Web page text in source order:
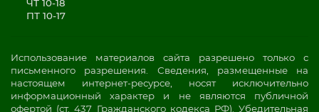
ЧТ 10-18
ПТ 10-17
Использование материалов сайта разрешено только с
письменного разрешения. Сведения, размещенные на
настоящем интернет-ресурсе, носят исключительно
информационный характер и не являются публичной
офертой (ст. 437 Гражданского кодекса РФ). Убедительная